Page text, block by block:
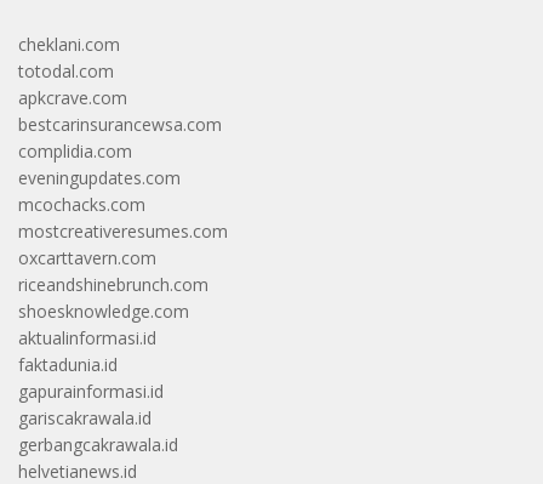
cheklani.com
totodal.com
apkcrave.com
bestcarinsurancewsa.com
complidia.com
eveningupdates.com
mcochacks.com
mostcreativeresumes.com
oxcarttavern.com
riceandshinebrunch.com
shoesknowledge.com
aktualinformasi.id
faktadunia.id
gapurainformasi.id
gariscakrawala.id
gerbangcakrawala.id
helvetianews.id